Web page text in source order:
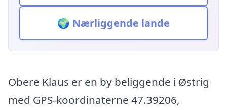
🌍 Nærliggende lande
Obere Klaus er en by beliggende i Østrig
med GPS-koordinaterne 47.39206,